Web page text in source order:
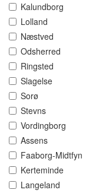
Kalundborg
Lolland
Næstved
Odsherred
Ringsted
Slagelse
Sorø
Stevns
Vordingborg
Assens
Faaborg-Midtfyn
Kerteminde
Langeland